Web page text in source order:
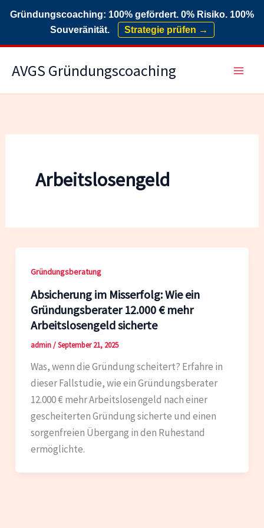
Gründungscoaching: 100% gefördert. 0% Risiko. 100%
Souveränität.
Strategie prüfen →
InhaltAVGS Gründungscoaching
Arbeitslosengeld
Gründungsberatung
Absicherung im Misserfolg: Wie ein
Gründungsberater 12.000 € mehr
Arbeitslosengeld sicherte
admin/September 21, 2025
Was, wenn die Gründung scheitert? Erfahre in
dieser Fallstudie, wie ein Gründungsberater
12.000 € mehr Arbeitslosengeld nach einer
gescheiterten Gründung sicherte und einen
sorgenfreien Übergang in den Ruhestand
ermöglichte.